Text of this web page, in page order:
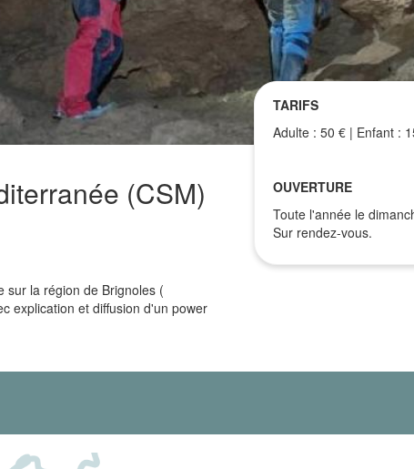
(CSM)
sur la région de Brignoles (
explication et diffusion d'un power
TARIFS
Adulte : 50 € | Enfant :
OUVERTURE
Toute l'année le
Sur rendez-vous.